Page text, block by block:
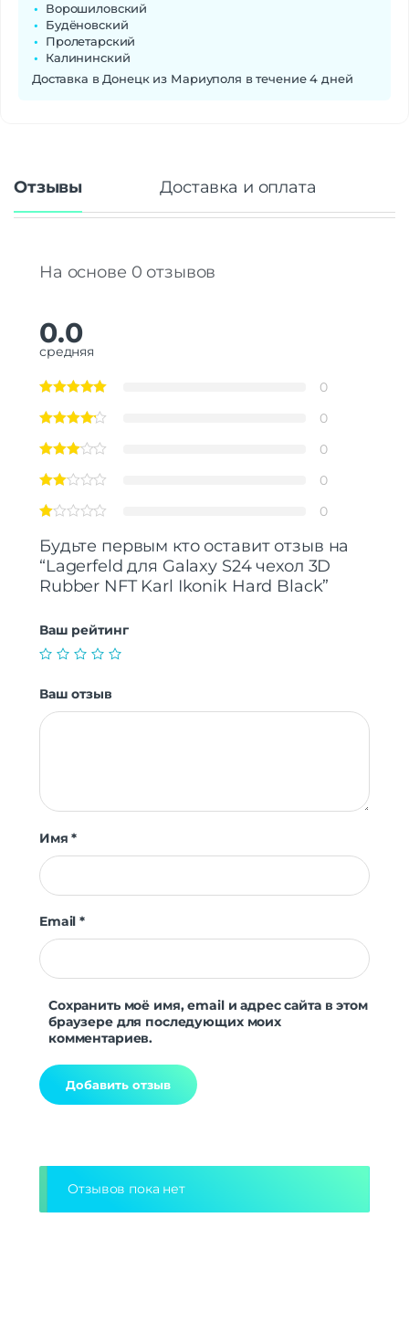
Ворошиловский
Будёновский
Пролетарский
Калининский
Доставка в Донецк из Мариуполя в течение 4 дней
Отзывы Доставка и оплата
На основе 0 отзывов
0.0
средняя
0
0
0
0
0
Будьте первым кто оставит отзыв на
“Lagerfeld для Galaxy S24 чехол 3D
Rubber NFT Karl Ikonik Hard Black”
Ваш рейтинг
Ваш отзыв
Имя*
Email*
Сохранить моё имя, email и адрес сайта в этом
браузере для последующих моих
комментариев.
Отзывов пока нет